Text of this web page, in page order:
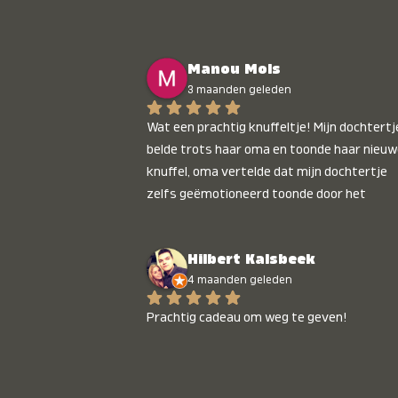
Manou Mols
3 maanden geleden
Wat een prachtig knuffeltje! Mijn
belde trots haar oma en toonde haar
knuffel, oma vertelde dat mijn dochtertje
zelfs geëmotioneerd toonde door het
Hilbert Kalsbeek
4 maanden geleden
Prachtig cadeau om weg te geven!